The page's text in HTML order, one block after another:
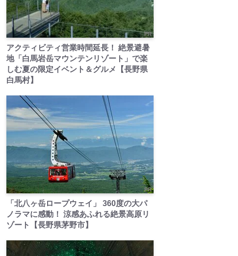
PR
アクティビティ営業時間延長！ 絶景避暑
地「白馬岩岳マウンテンリゾート」で楽
しむ夏の限定イベント＆グルメ【長野県
白馬村】
PR
「北八ヶ岳ロープウェイ」 360度の大パ
ノラマに感動！ 涼感あふれる絶景高原リ
ゾート【長野県茅野市】